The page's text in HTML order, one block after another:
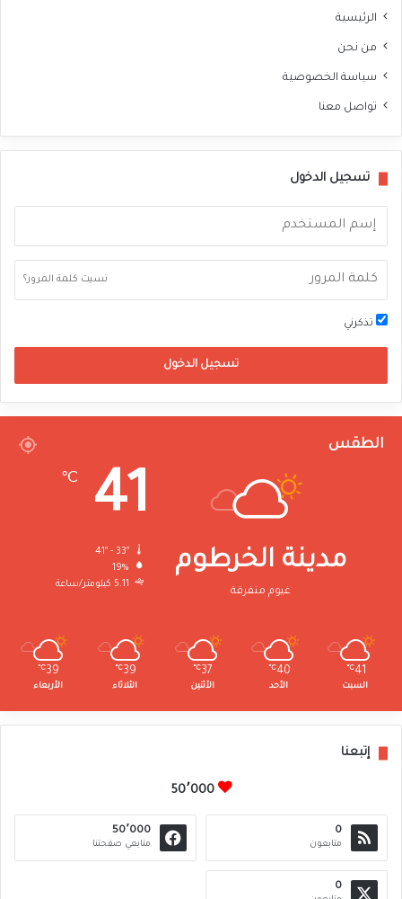
الرئيسية
من نحن
سياسة الخصوصية
تواصل معنا
تسجيل الدخول
نسيت كلمة المرور؟
تذكرني
تسجيل الدخول
الطقس
مدينة الخرطوم
غيوم متفرقة
41
℃
19%
5.11 كيلومتر/ساعة
41
℃
السبت
40
℃
الأحد
37
℃
الأثنين
39
℃
الثلاثاء
39
℃
الأربعاء
إتبعنا
50٬000
0
متابعون
50٬000
متابعي صفحتنا
0